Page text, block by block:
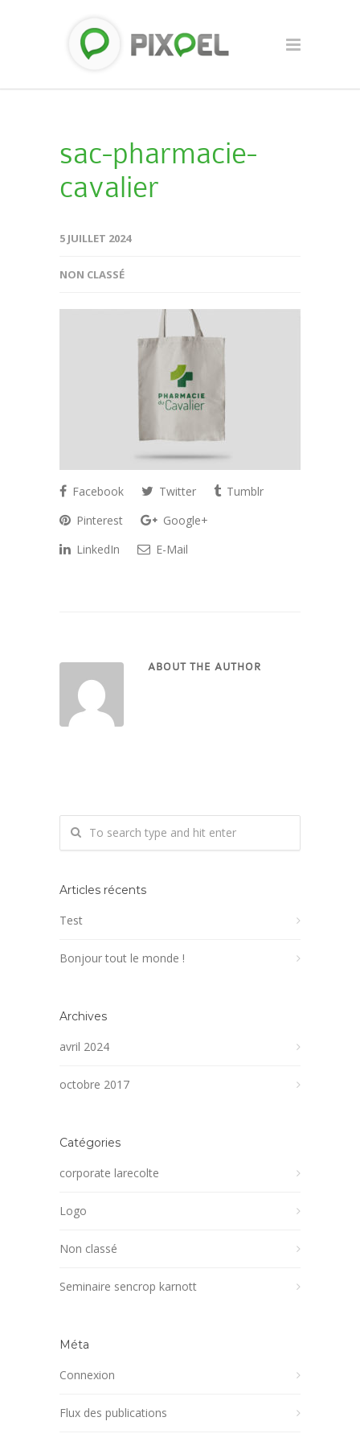
sac-pharmacie-
cavalier
5 JUILLET 2024
NON CLASSÉ
Facebook Twitter
Tumblr
Pinterest
Google+
LinkedIn
E-Mail
ABOUT THE AUTHOR
Articles récents
Test
Bonjour tout le monde !
Archives
avril 2024
octobre 2017
Catégories
corporate larecolte
Logo
Non classé
Seminaire sencrop karnott
Méta
Connexion
Flux des publications